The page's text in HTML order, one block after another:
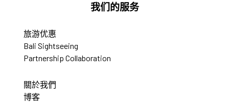
我们的服务
旅游优惠
Bali Sightseeing
Partnership Collaboration
關於我們
博客